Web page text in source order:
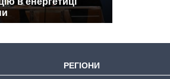
РЕГІОНИ